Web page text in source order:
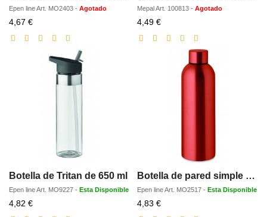
Epen lineArt. MO2403 - Agotado
4,67 €Precio
con
MepalArt. 100813 - Agotado
4,49 €Precio
con
Botella de Tritan de 650 ml
Epen lineArt. MO9227 - Esta Disponible
4,82 €Precio
con
Botella de pared simple 750 ml
Epen lineArt. MO2517 - Esta Disponible
4,83 €Precio
con